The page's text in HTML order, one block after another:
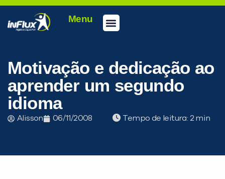
Menu
Motivação e dedicação ao
aprender um segundo
idioma
Alisson 06/11/2008 Tempo de leitura: